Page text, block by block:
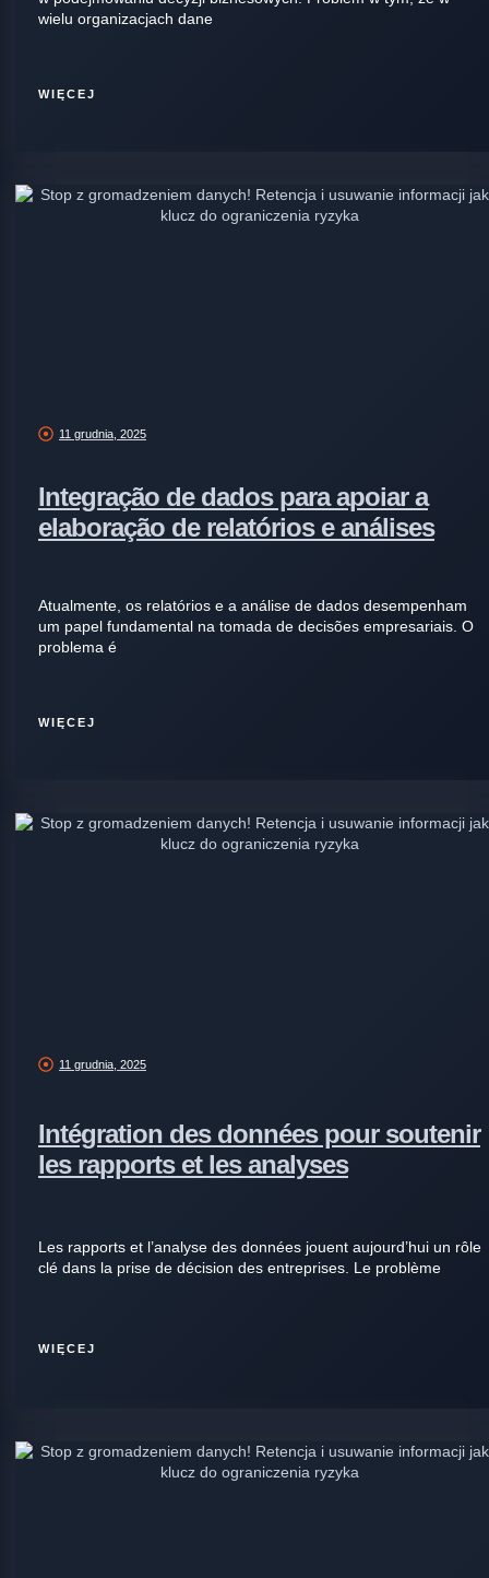
wielu organizacjach dane
WIĘCEJ
11 grudnia, 2025
Integração de dados para apoiar a
elaboração de relatórios e análises
Atualmente, os relatórios e a análise de dados desempenham
um papel fundamental na tomada de decisões empresariais. O
problema é
WIĘCEJ
11 grudnia, 2025
Intégration des données pour soutenir
les rapports et les analyses
Les rapports et l’analyse des données jouent aujourd’hui un rôle
clé dans la prise de décision des entreprises. Le problème
WIĘCEJ